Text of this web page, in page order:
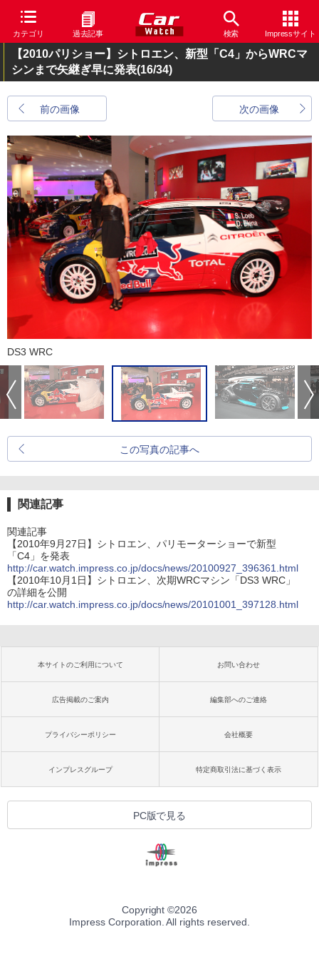
カテゴリ 過去記事 検索 Impressサイト
【2010パリショー】シトロエン、新型「C4」からWRCマ
シンまで矢継ぎ早に発表(16/34)
前の画像 次の画像
DS3 WRC
この写真の記事へ
関連記事
関連記事
【2010年9月27日】シトロエン、パリモーターショーで新型
「C4」を発表
http://car.watch.impress.co.jp/docs/news/20100927_396361.html
【2010年10月1日】シトロエン、次期WRCマシン「DS3 WRC」
の詳細を公開
http://car.watch.impress.co.jp/docs/news/20101001_397128.html
本サイトのご利用について お問い合わせ
広告掲載のご案内 編集部へのご連絡
プライバシーポリシー 会社概要
インプレスグループ 特定商取引法に基づく表示
PC版で見る
Copyright ©2026
Impress Corporation. All rights reserved.